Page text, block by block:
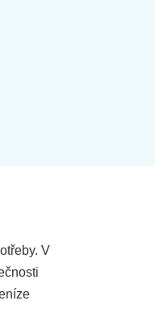
V